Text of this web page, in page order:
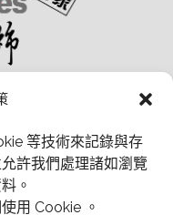
等技術來記錄與存
許我們處理諸如瀏覽
。
用 Cookie 。
心